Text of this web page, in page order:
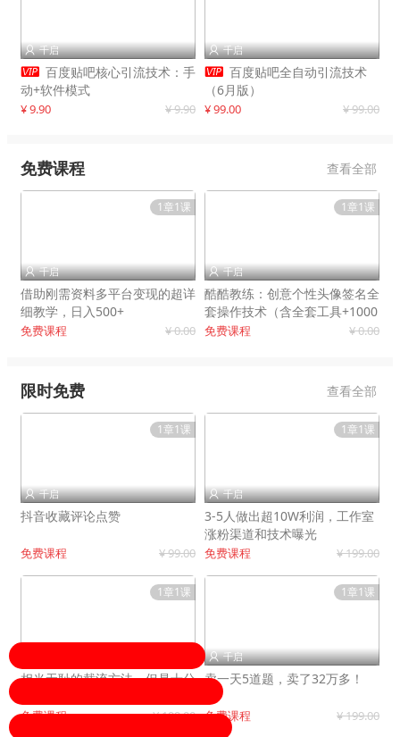
 千启
 百度贴吧核心引流技术：手
动+软件模式
¥ 9.90 ¥ 9.90
 千启
 百度贴吧全自动引流技术
（6月版）
¥ 99.00 ¥ 99.00
免费课程 查看全部
1章1课
 千启
借助刚需资料多平台变现的超详
细教学，日入500+
免费课程 ¥ 0.00
1章1课
 千启
酷酷教练：创意个性头像签名全
套操作技术（含全套工具+1000
套模板）
免费课程 ¥ 0.00
限时免费 查看全部
1章1课
 千启
抖音收藏评论点赞
免费课程 ¥ 99.00
1章1课
 千启
3-5人做出超10W利润，工作室
涨粉渠道和技术曝光
免费课程 ¥ 199.00
1章1课
相当无耻的截流方法，但是十分
免费课程 ¥ 199.00
1章1课
 千启
卖一天5道题，卖了32万多！
免费课程 ¥ 199.00